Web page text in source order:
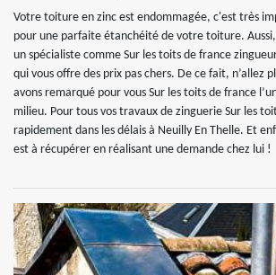
Votre toiture en zinc est endommagée, c'est très
pour une parfaite étanchéité de votre toiture.
un spécialiste comme Sur les toits de france
qui vous offre des prix pas chers. De ce fait, n’allez
avons remarqué pour vous Sur les toits de france
milieu. Pour tous vos travaux de zinguerie Sur les
rapidement dans les délais à Neuilly En Thelle. Et
est à récupérer en réalisant une demande chez lui !